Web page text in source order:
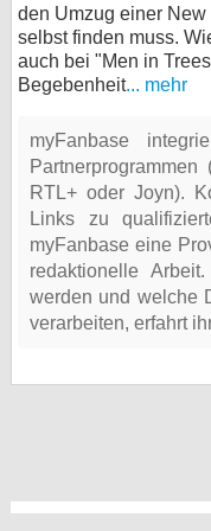
den Umzug einer
selbst finden muss.
auch bei "Men in
Begebenheit... mehr
myFanbase
RTL+ oder Joyn).
Links zu
myFanbase eine
redaktionelle
werden und welche
verarbeiten, erfahrt